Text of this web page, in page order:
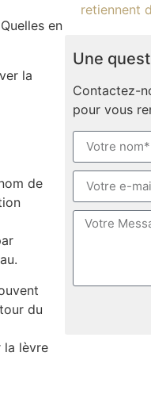
en
la
de
du
la lèvre
retiennent
Une
Contactez-
pour vous